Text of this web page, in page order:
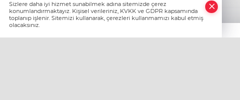
Sizlere daha iyi hizmet sunabilmek adına sitemizde çerez
konumlandırmaktayız. Kişisel verileriniz, KVKK ve GDPR kapsamında
toplanıp işlenir. Sitemizi kullanarak, çerezleri kullanmamızı kabul etmiş
olacaksınız.